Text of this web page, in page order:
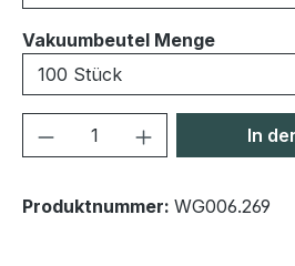
Vakuumbeutel Menge
Produkt Anzahl: Gib
In
Produktnummer: WG006.269